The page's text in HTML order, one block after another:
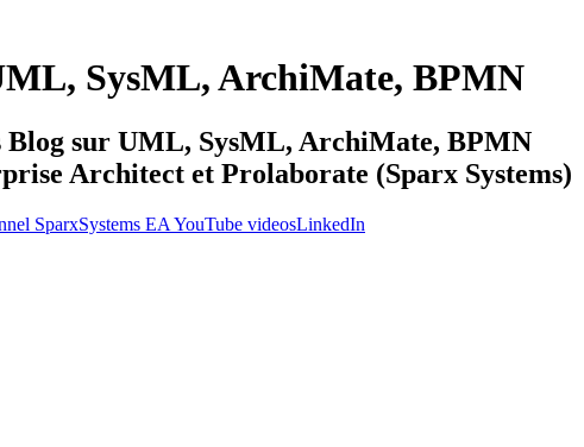
SysML, ArchiMate, BPMN
Blog sur UML, SysML, ArchiMate, BPMN
Architect et Prolaborate (Sparx Systems)
SparxSystems EA YouTube videosLinkedIn